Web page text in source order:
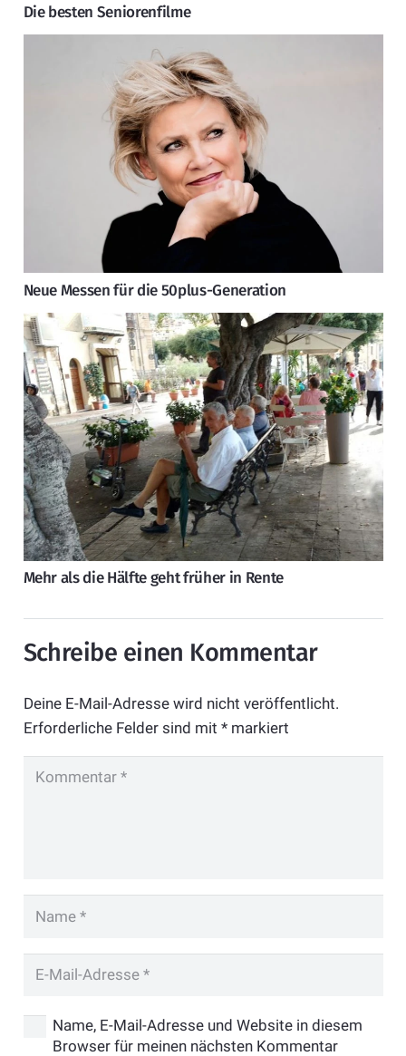
Die besten Seniorenfilme
Neue Messen für die 50plus-Generation
Mehr als die Hälfte geht früher in Rente
Schreibe einen Kommentar
Deine E-Mail-Adresse wird nicht veröffentlicht.
Erforderliche Felder sind mit *markiert
Name, E-Mail-Adresse und Website in diesem
Browser für meinen nächsten Kommentar